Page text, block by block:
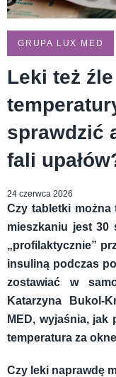
GRUPA LUX MED
Leki też
sprawdzić
fali
24 czerwca 2026
Czy tabletki można
mieszkaniu jest 30
„profilaktycznie”
insuliną podczas
zostawiać w
Katarzyna Bukol-
MED, wyjaśnia, jak
temperatura za
Czy leki naprawdę